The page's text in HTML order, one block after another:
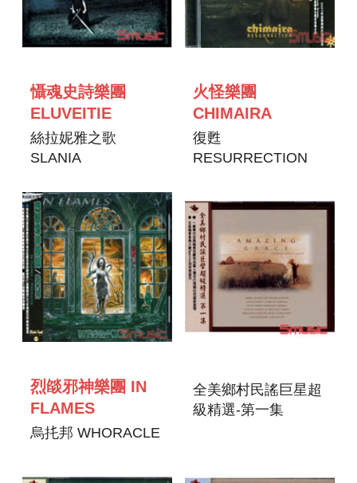
懾魂史詩樂團
ELUVEITIE
絲拉妮雅之歌
SLANIA
火怪樂團
CHIMAIRA
復甦
RESURRECTION
烈燄邪神樂團 IN
FLAMES
烏扥邦 WHORACLE
全美鄉村民謠巨星超
級精選-第一集